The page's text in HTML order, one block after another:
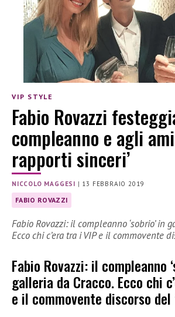
VIP STYLE
Fabio Rovazzi
compleanno e agli
rapporti sinceri’
NICCOLO MAGGESI | 13 FEBBRAIO 2019
FABIO ROVAZZI
Fabio Rovazzi: il compleanno ‘sobrio’ in
Ecco chi c’era tra i VIP e il commovente
Fabio Rovazzi: il compleanno
galleria da Cracco. Ecco chi
e il commovente discorso